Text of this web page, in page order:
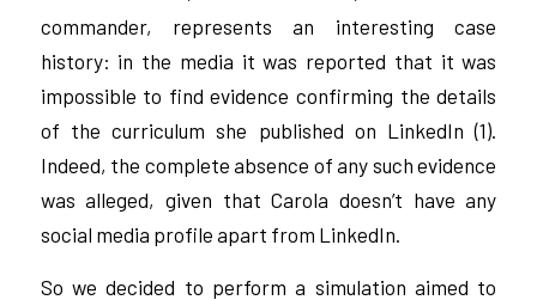
commander, represents an interesting case
history: in the media it was reported that it was
impossible to find evidence confirming the details
of the curriculum she published on LinkedIn (1).
Indeed, the complete absence of any such evidence
was alleged, given that Carola doesn’t have any
social media profile apart from LinkedIn.
So we decided to perform a simulation aimed to